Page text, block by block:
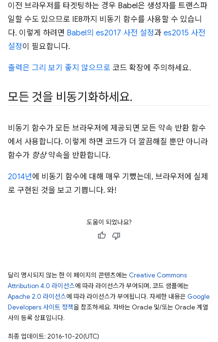
이전 브라우저를 타겟팅하는 경우 Babel은 생성자를 트랜스파
일할 수도 있으므로 IE8까지 비동기 함수를 사용할 수 있습니
다. 이렇게 하려면 Babel의 es2017 사전 설정과 es2015 사전
설정이 필요합니다.
출력은 그리 보기 좋지 않으므로 코드 확장에 주의하세요.
모든 것을 비동기화하세요.
비동기 함수가 모든 브라우저에 제공되면 모든 약속 반환 함수
에서 사용합니다. 이렇게 하면 코드가 더 깔끔해질 뿐만 아니라
함수가 항상약속을 반환합니다.
2014년에 비동기 함수에 대해 매우 기뻤는데, 브라우저에 실제
로 구현된 것을 보고 기쁩니다. 와!
도움이 되었나요?
달리 명시되지 않는 한 이 페이지의 콘텐츠에는 Creative Commons
Attribution 4.0 라이선스에 따라 라이선스가 부여되며, 코드 샘플에는
Apache 2.0 라이선스에 따라 라이선스가 부여됩니다. 자세한 내용은 Google
Developers 사이트 정책을 참조하세요. 자바는 Oracle 및/또는 Oracle 계열
사의 등록 상표입니다.
최종 업데이트: 2016-10-20(UTC)